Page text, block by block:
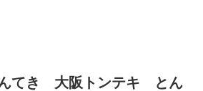
んてき 大阪トンテキ とん